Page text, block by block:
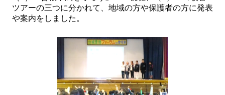
ツアーの三つに分かれて、地域の方や保護者の方に発表
や案内をしました。